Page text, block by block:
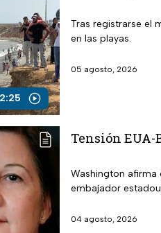
Tras registrarse el
en las playas.
05 agosto, 2026
Tensión
Washington
embajador
04 agosto, 2026